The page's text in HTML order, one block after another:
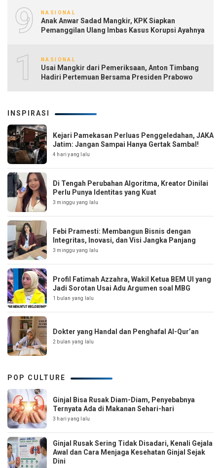
9 NASIONAL
Anak Anwar Sadad Mangkir, KPK Siapkan
Pemanggilan Ulang Imbas Kasus Korupsi Ayahnya
10NASIONAL
Usai Mangkir dari Pemeriksaan, Anton Timbang
Hadiri Pertemuan Bersama Presiden Prabowo
INSPIRASI
Kejari Pamekasan Perluas Penggeledahan, JAKA
Jatim: Jangan Sampai Hanya Gertak Sambal!
4 hari yang lalu
Di Tengah Perubahan Algoritma, Kreator Dinilai
Perlu Punya Identitas yang Kuat
3 minggu yang lalu
Febi Pramesti: Membangun Bisnis dengan
Integritas, Inovasi, dan Visi Jangka Panjang
3 minggu yang lalu
Profil Fatimah Azzahra, Wakil Ketua BEM UI yang
Jadi Sorotan Usai Adu Argumen soal MBG
1 bulan yang lalu
Dokter yang Handal dan Penghafal Al-Qur’an
2 bulan yang lalu
POP CULTURE
Ginjal Bisa Rusak Diam-Diam, Penyebabnya
Ternyata Ada di Makanan Sehari-hari
3 hari yang lalu
Ginjal Rusak Sering Tidak Disadari, Kenali Gejala
Awal dan Cara Menjaga Kesehatan Ginjal Sejak
Dini